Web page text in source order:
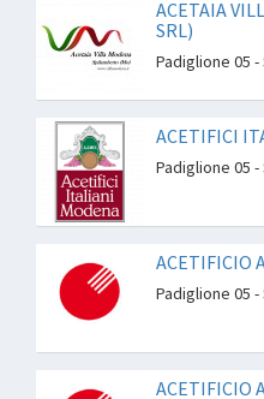
ACETAIA
SRL)
Padiglione 05 -
ACETIFICI
Padiglione 05 -
ACETIFICIO
Padiglione 05 -
ACETIFICIO